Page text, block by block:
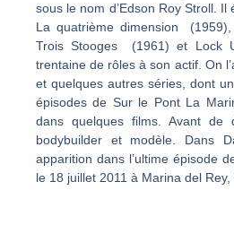
sous le nom d’Edson Roy Stroll.
La quatrième dimension
Trois Stooges (1961) et Lock
trentaine de rôles à son actif. On
et quelques autres séries, dont
épisodes de Sur le Pont La
dans quelques films. Avant de
bodybuilder et modèle. Dans
apparition dans l’ultime épisode
le 18 juillet 2011 à Marina del